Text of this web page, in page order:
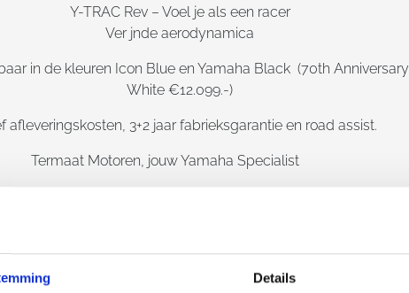
Details
Y-TRAC Rev – Voel je als een racer
Ver jnde aerodynamica
in de kleuren Icon Blue en Yamaha Black (70th Anniversary
White €12.099.-)
afleveringskosten, 3+2 jaar fabrieksgarantie en road assist.
Termaat Motoren, jouw Yamaha Specialist